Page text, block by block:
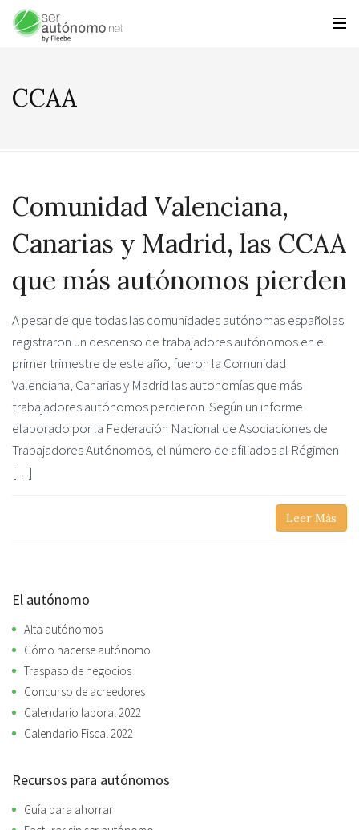
CCAA
Comunidad Valenciana,
Canarias y Madrid, las CCAA
que más autónomos pierden
A pesar de que todas las comunidades autónomas españolas
registraron un descenso de trabajadores autónomos en el
primer trimestre de este año, fueron la Comunidad
Valenciana, Canarias y Madrid las autonomías que más
trabajadores autónomos perdieron. Según un informe
elaborado por la Federación Nacional de Asociaciones de
Trabajadores Autónomos, el número de afiliados al Régimen
[…]
Leer Más
El autónomo
Alta autónomos
Cómo hacerse autónomo
Traspaso de negocios
Concurso de acreedores
Calendario laboral 2022
Calendario Fiscal 2022
Recursos para autónomos
Guía para ahorrar